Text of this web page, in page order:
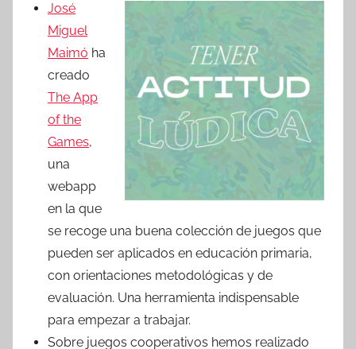
José
Miguel
Maimó ha
creado
The App
of the
Games,
una
webapp
en la que
se recoge una buena colección de juegos que
pueden ser aplicados en educación primaria,
con orientaciones metodológicas y de
evaluación. Una herramienta indispensable
para empezar a trabajar.
Sobre juegos cooperativos hemos realizado